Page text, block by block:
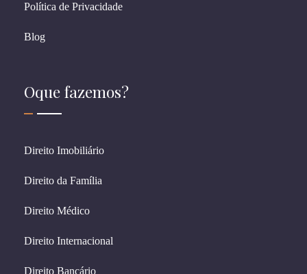
Política de Privacidade
Blog
Oque fazemos?
Direito Imobiliário
Direito da Família
Direito Médico
Direito Internacional
Direito Bancário